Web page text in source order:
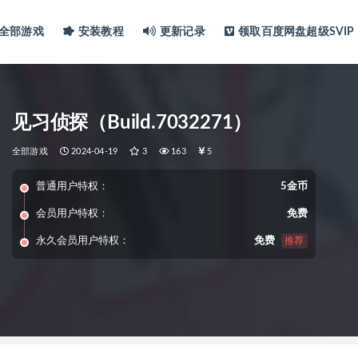
部游戏 安装教程 更新记录 领取百度网盘超级SVIP
见习侦探（Build.7032271）
全部游戏 2024-04-19 3 163 5
普通用户特权： 5金币
会员用户特权： 免费
永久会员用户特权： 免费 推荐